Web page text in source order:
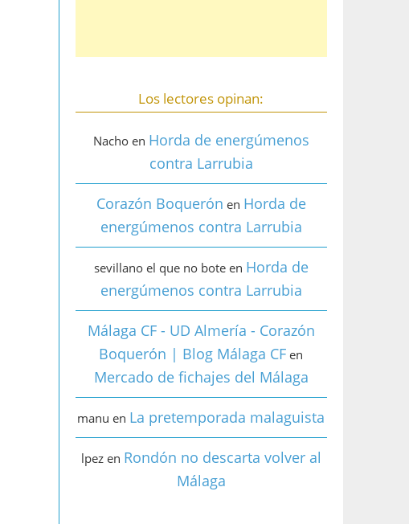
Los lectores opinan:
Nachoen Horda de energúmenos
contra Larrubia
Corazón Boquerón en Horda de
energúmenos contra Larrubia
sevillano el que no boteen Horda de
energúmenos contra Larrubia
Málaga CF - UD Almería - Corazón
Boquerón | Blog Málaga CF en
Mercado de fichajes del Málaga
manu en La pretemporada malaguista
lpezen Rondón no descarta volver al
Málaga